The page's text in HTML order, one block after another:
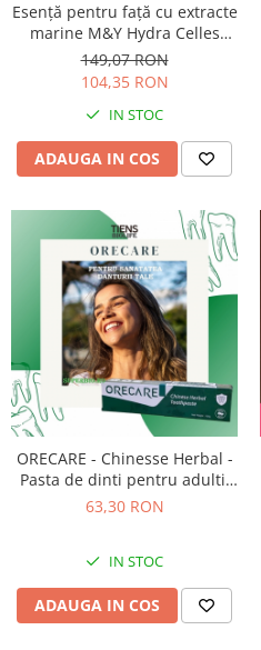
Esență pentru față cu extracte
marine M&Y Hydra Celles
Tiane
149,07 RON
104,35 RON
IN STOC
ADAUGA IN COS
ORECARE - Chinesse Herbal -
Pasta de dinti pentru adulti,
extract din plante
63,30 RON
IN STOC
ADAUGA IN COS